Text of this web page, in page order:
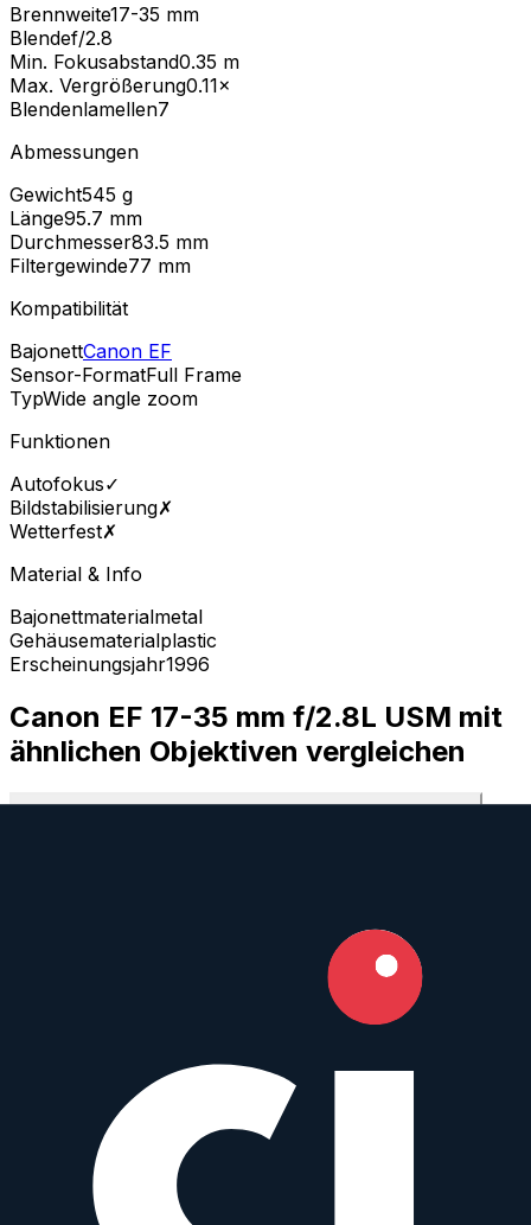
Brennweite17-35 mm
Blendef/2.8
Min. Fokusabstand0.35 m
Max. Vergrößerung0.11×
Blendenlamellen7
Abmessungen
Gewicht545 g
Länge95.7 mm
Durchmesser83.5 mm
Filtergewinde77 mm
Kompatibilität
BajonettCanon EF
Sensor-FormatFull Frame
TypWide angle zoom
Funktionen
Autofokus✓
Bildstabilisierung✗
Wetterfest✗
Material & Info
Bajonettmaterialmetal
Gehäusematerialplastic
Erscheinungsjahr1996
Canon EF 17-35 mm f/2.8L USM mit
ähnlichen Objektiven vergleichen
17-35 mm f/2.8-4 EX DG HSM Aspherical
Canon EF
zum Objektiv
Häufig gestellte Fragen
Hat das Canon EF 17-35 mm f/2.8L USM Autofokus?